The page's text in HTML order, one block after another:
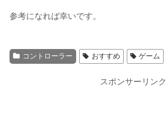
参考になれば幸いです。
コントローラー おすすめ ゲーム
スポンサーリンク